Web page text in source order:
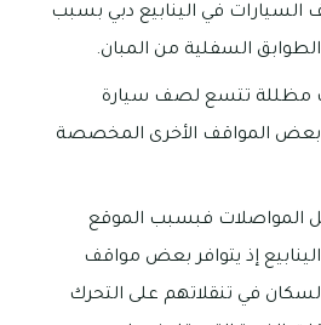
السيارات في الينابيع دبي بسبب
السفلية من المبان.
مظللة تتسع لصف سيارة
بعض المواقف الأخرى المخصصة
المواصلات فبسبب الموقع
إذ يتوافر بعض مواقف
في تنقلاتهم على التحرك